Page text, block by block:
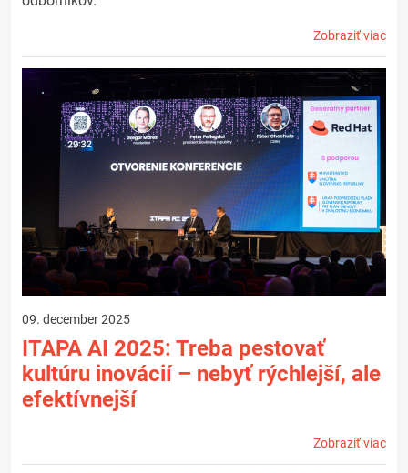
Zobraziť viac
09. december 2025
ITAPA AI 2025: Treba pestovať
kultúru inovácií – nebyť rýchlejší, ale
efektívnejší
Zobraziť viac